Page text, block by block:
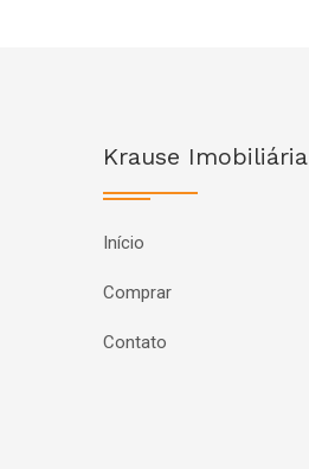
Krause Imobiliária
Início
Comprar
Contato